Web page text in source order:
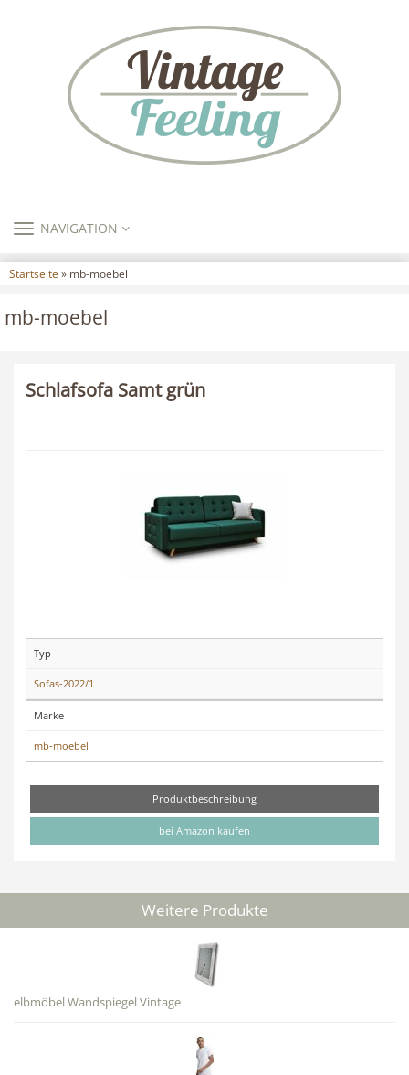
TOGGLE
NAVIGATION
Startseite » mb-moebel
mb-moebel
Schlafsofa Samt grün
Typ
Sofas-2022/1
Marke
mb-moebel
Produktbeschreibung
bei Amazon kaufen
Weitere Produkte
elbmöbel Wandspiegel Vintage